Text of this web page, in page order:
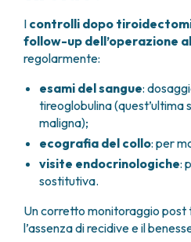
I controlli dopo
follow-up dell’operazione
regolarmente:
esami del sangue:
tireoglobulina (quest’ultima
maligna);
ecografia del collo: per
visite endocrinologiche:
sostitutiva.
Un corretto monitoraggio
l’assenza di recidive e il